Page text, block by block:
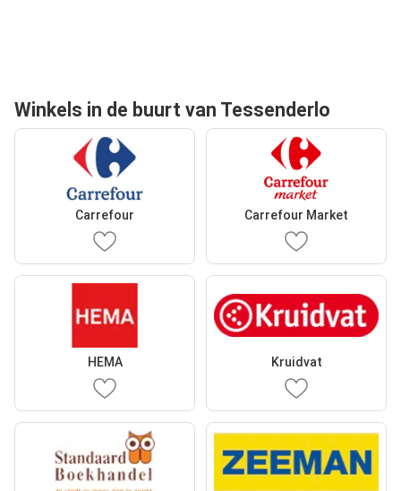
Winkels in de buurt van Tessenderlo
Carrefour Carrefour Market
HEMA Kruidvat